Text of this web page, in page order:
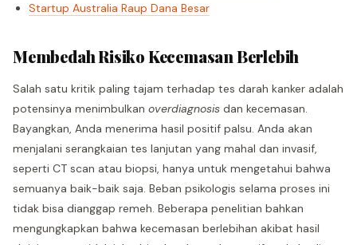
Startup Australia Raup Dana Besar
Membedah Risiko Kecemasan Berlebih
Salah satu kritik paling tajam terhadap tes darah kanker adalah
potensinya menimbulkan overdiagnosis dan kecemasan.
Bayangkan, Anda menerima hasil positif palsu. Anda akan
menjalani serangkaian tes lanjutan yang mahal dan invasif,
seperti CT scan atau biopsi, hanya untuk mengetahui bahwa
semuanya baik-baik saja. Beban psikologis selama proses ini
tidak bisa dianggap remeh. Beberapa penelitian bahkan
mengungkapkan bahwa kecemasan berlebihan akibat hasil